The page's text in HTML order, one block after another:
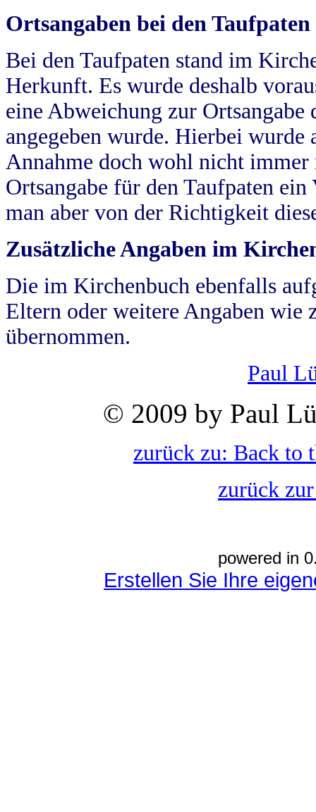
Ortsangaben bei den Taufpaten
Bei den Taufpaten stand im
Herkunft. Es wurde deshalb
eine Abweichung zur
angegeben wurde. Hierbei wurde
Annahme doch wohl nicht
Ortsangabe für den Taufpaten
man aber von der Richtigkeit
Zusätzliche Angaben im
Die im Kirchenbuch ebenfalls
Eltern oder weitere Angaben wie
übernommen.
Paul
© 2009 by Paul
zurück zu: Back to
zurück
powered in
Erstellen Sie Ihre